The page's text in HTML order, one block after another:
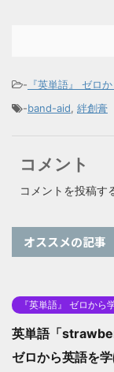
- 『英単語』 ゼロ
-band-aid, 絆創膏
コメント
コメントを投稿す
オススメの記事
『英単語』 ゼロから
英単語「
ゼロから英語を学